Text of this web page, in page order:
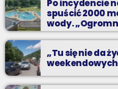
Po incydencie
spuścić 2000
wody.
praca”
„Tu się nie da